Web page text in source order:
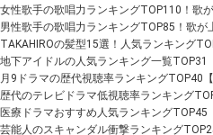
女性歌手の歌唱力ランキングTOP110！歌
男性歌手の歌唱力ランキングTOP85！歌が
TAKAHIROの髪型15選！人気ランキング
地下アイドルの人気ランキング一覧TOP31
月9ドラマの歴代視聴率ランキングTOP40【
歴代のテレビドラマ低視聴率ランキング
医療ドラマおすすめ人気ランキングTOP45
芸能人のスキャンダル衝撃ランキング